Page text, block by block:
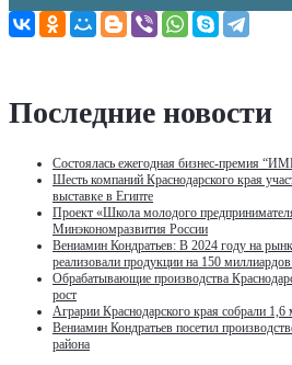
Последние новости
Состоялась ежегодная бизнес-премия
Шесть компаний Краснодарского края
выставке в Египте
Проект «Школа молодого
Минэкономразвития России
Вениамин Кондратьев: В 2024 году на
реализовали продукции на 150
Обрабатывающие производства
рост
Аграрии Краснодарского края собрали
Вениамин Кондратьев посетил
района